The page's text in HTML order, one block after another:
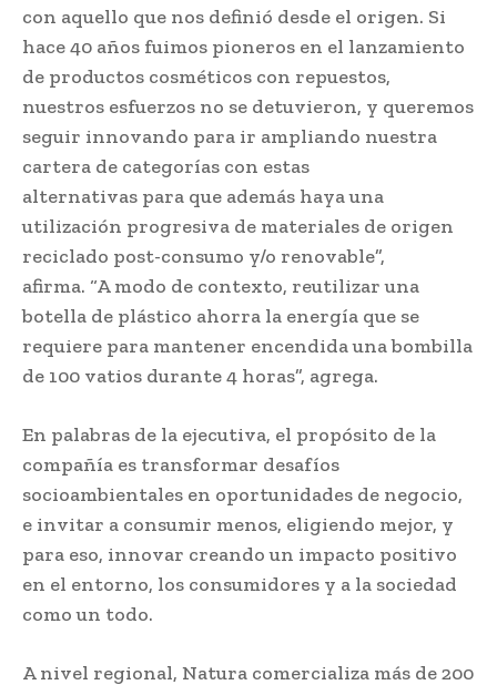
con aquello que nos definió desde el origen. Si
hace 40 años fuimos pioneros en el lanzamiento
de productos cosméticos con repuestos,
nuestros esfuerzos no se detuvieron, y queremos
seguir innovando para ir ampliando nuestra
cartera de categorías con estas
alternativas para que además haya una
utilización progresiva de materiales de origen
reciclado post-consumo y/o renovable”,
afirma. “A modo de contexto, reutilizar una
botella de plástico ahorra la energía que se
requiere para mantener encendida una bombilla
de 100 vatios durante 4 horas”, agrega.
En palabras de la ejecutiva, el propósito de la
compañía es transformar desafíos
socioambientales en oportunidades de negocio,
e invitar a consumir menos, eligiendo mejor, y
para eso, innovar creando un impacto positivo
en el entorno, los consumidores y a la sociedad
como un todo.
A nivel regional, Natura comercializa más de 200